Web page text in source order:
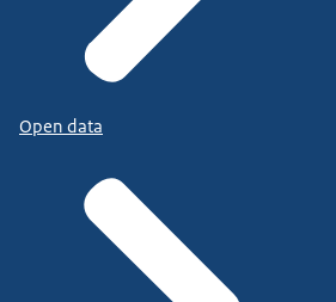
Open data